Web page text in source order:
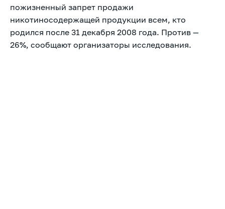
пожизненный запрет продажи
никотиносодержащей продукции всем, кто
родился после 31 декабря 2008 года. Против —
26%, сообщают организаторы исследования.